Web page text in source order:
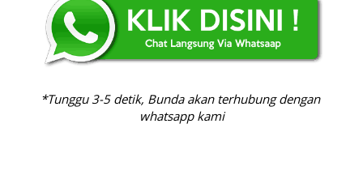
*Tunggu 3-5 detik, Bunda akan terhubung dengan
whatsapp kami